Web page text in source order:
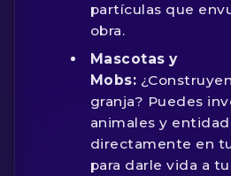
partículas que
obra.
Mascotas y
Mobs:
granja? Puedes
animales y
directamente en
para darle vida a